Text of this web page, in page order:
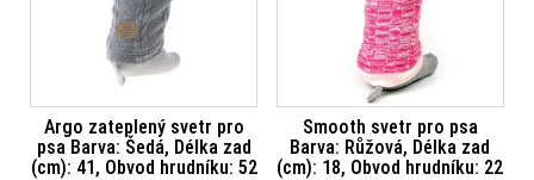
Argo zateplený svetr pro
psa Barva: Šedá, Délka zad
(cm): 41, Obvod hrudníku: 52
Smooth svetr pro psa
Barva: Růžová, Délka zad
(cm): 18, Obvod hrudníku: 22